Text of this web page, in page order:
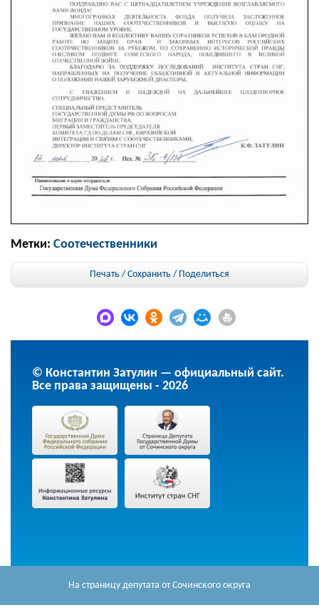
На страницу депутата от Сочинского округа
Метки: Соотечественники
Печать / Сохранить / Поделиться
© Константин Затулин — официальный сайт.
Все права защищены - 2026